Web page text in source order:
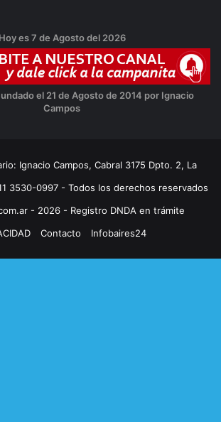
Hoy es 7 de Agosto del 2026
el 21 de Agosto de 2014 por Ignacio
Campos
Ignacio Campos, Cabral 3175 Dpto. 2, La
3530-0997 - Todos los derechos reservados
- 2026 - Registro DNDA en trámite
Contacto Infobaires24